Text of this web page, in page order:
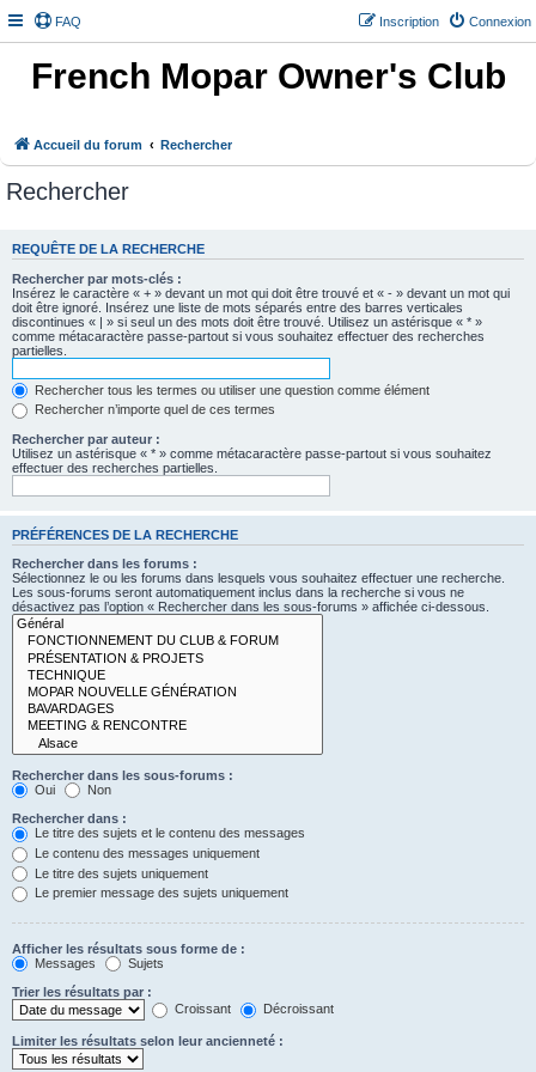
FAQ Connexion
Inscription
French Mopar Owner's Club
Accueil du forum Rechercher
Rechercher
REQUÊTE DE LA RECHERCHE
Rechercher par mots-clés :
Insérez le caractère « + » devant un mot qui doit être trouvé et « - » devant un mot qui
doit être ignoré. Insérez une liste de mots séparés entre des barres verticales
discontinues « | » si seul un des mots doit être trouvé. Utilisez un astérisque « * »
comme métacaractère passe-partout si vous souhaitez effectuer des recherches
partielles.
Rechercher tous les termes ou utiliser une question comme élément
Rechercher n’importe quel de ces termes
Rechercher par auteur :
Utilisez un astérisque « * » comme métacaractère passe-partout si vous souhaitez
effectuer des recherches partielles.
PRÉFÉRENCES DE LA RECHERCHE
Rechercher dans les forums :
Sélectionnez le ou les forums dans lesquels vous souhaitez effectuer une recherche.
Les sous-forums seront automatiquement inclus dans la recherche si vous ne
désactivez pas l’option « Rechercher dans les sous-forums » affichée ci-dessous.
Rechercher dans les sous-forums :
Oui
Non
Rechercher dans :
Le titre des sujets et le contenu des messages
Le contenu des messages uniquement
Le titre des sujets uniquement
Le premier message des sujets uniquement
Afficher les résultats sous forme de :
Messages
Sujets
Trier les résultats par :
Croissant
Décroissant
Limiter les résultats selon leur ancienneté :